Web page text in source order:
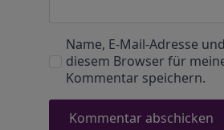
Name, E-Mail-Adresse
diesem Browser für
Kommentar speichern.